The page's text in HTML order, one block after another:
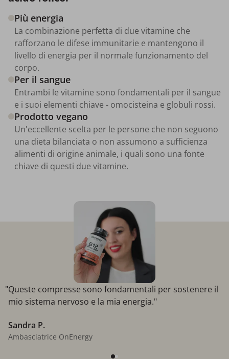
Più energia
La combinazione perfetta di due vitamine che
rafforzano le difese immunitarie e mantengono il
livello di energia per il normale funzionamento del
corpo.
Per il sangue
Entrambi le vitamine sono fondamentali per il sangue
e i suoi elementi chiave - omocisteina e globuli rossi.
Prodotto vegano
Un'eccellente scelta per le persone che non seguono
una dieta bilanciata o non assumono a sufficienza
alimenti di origine animale, i quali sono una fonte
chiave di questi due vitamine.
"Queste compresse sono fondamentali per sostenere il
mio sistema nervoso e la mia energia."
Sandra P.
Ambasciatrice OnEnergy